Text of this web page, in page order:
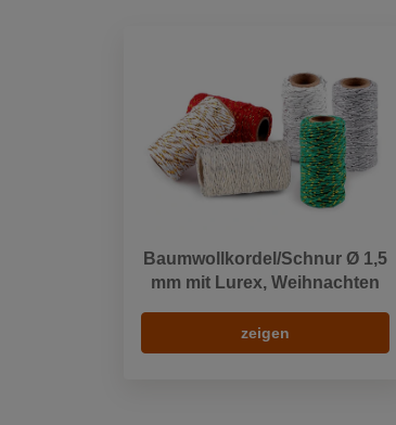
Baumwollkordel/Schnur Ø 1,5
mm mit Lurex, Weihnachten
zeigen